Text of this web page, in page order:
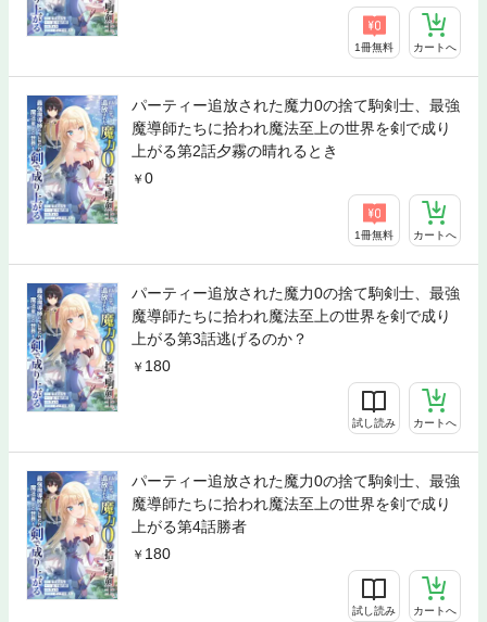
1冊無料 カートへ
パーティー追放された魔力0の捨て駒剣士、最強
魔導師たちに拾われ魔法至上の世界を剣で成り
上がる第2話夕霧の晴れるとき
0
1冊無料 カートへ
パーティー追放された魔力0の捨て駒剣士、最強
魔導師たちに拾われ魔法至上の世界を剣で成り
上がる第3話逃げるのか？
180
試し読み カートへ
パーティー追放された魔力0の捨て駒剣士、最強
魔導師たちに拾われ魔法至上の世界を剣で成り
上がる第4話勝者
180
試し読み カートへ